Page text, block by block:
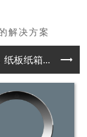
纸板纸箱... 不干